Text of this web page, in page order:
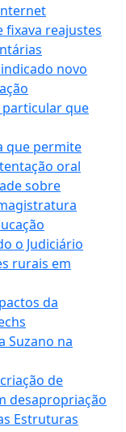
fixava reajustes
novo
particular que
que permite
oral
sobre
o Judiciário
rurais em
da
Suzano na
de
desapropriação
Estruturas